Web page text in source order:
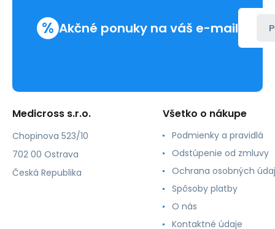
% Akčné ponuky na váš e-mail
Medicross s.r.o.
Chopinova 523/10
702 00 Ostrava
Česká Republika
Všetko o nákupe
Podmienky a pravidlá
Odstúpenie od zmluvy
Ochrana osobných
Spôsoby platby
O nás
Kontaktné údaje